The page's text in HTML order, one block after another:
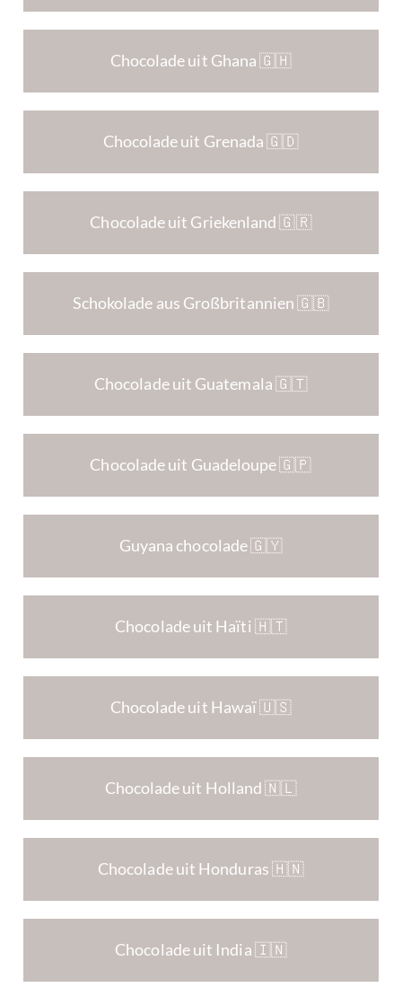
Chocolade uit Ghana 🇬🇭
Chocolade uit Grenada 🇬🇩
Chocolade uit Griekenland 🇬🇷
Schokolade aus Großbritannien 🇬🇧
Chocolade uit Guatemala 🇬🇹
Chocolade uit Guadeloupe 🇬🇵
Guyana chocolade 🇬🇾
Chocolade uit Haïti 🇭🇹
Chocolade uit Hawaï 🇺🇸
Chocolade uit Holland 🇳🇱
Chocolade uit Honduras 🇭🇳
Chocolade uit India 🇮🇳